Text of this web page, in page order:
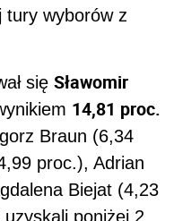
tury wyborów z
się Sławomir
14,81 proc.
Braun (6,34
proc.), Adrian
Biejat (4,23
poniżej 2